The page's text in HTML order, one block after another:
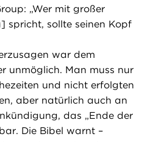
„Wer mit großer
spricht, sollte seinen Kopf
war dem
unmöglich. Man muss nur
und nicht erfolgten
aber natürlich auch an
das „Ende der
Die Bibel warnt –